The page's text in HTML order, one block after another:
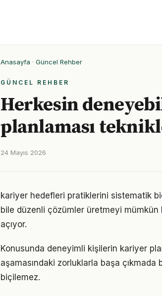
Anasayfa · Güncel Rehber
GÜNCEL REHBER
Herkesin
planlaması
24 Mayıs 2026
kariyer hedefleri pratiklerini sistematik
bile düzenli çözümler üretmeyi mümkün
açıyor.
Konusunda deneyimli kişilerin kariyer
aşamasındaki zorluklarla başa çıkmada
biçilemez.